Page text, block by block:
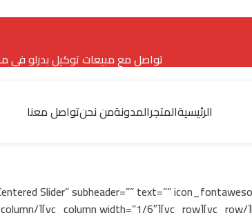
تواصل مع مبيعاتتوكيل بدرلوفي
الرئيسيةالمتجرالمدونةمن نحنتواصل معنا
header=”Centered Slider” subheader=”” text=””